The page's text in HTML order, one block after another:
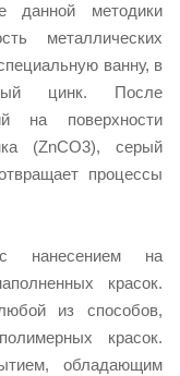
данной методики
металлических
ванну, в
цинк. После
на поверхности
(ZnCO3), серый
процессы
на
красок.
из способов,
красок.
обладающим